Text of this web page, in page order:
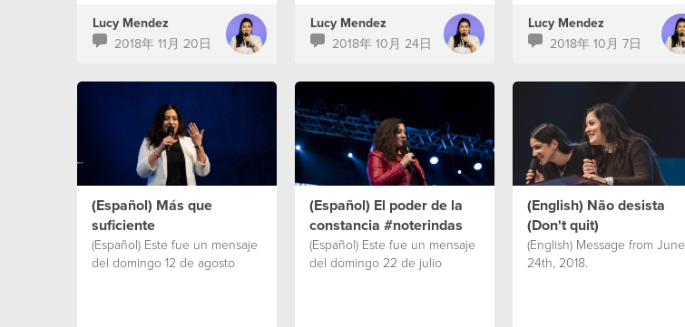
Lucy Mendez
2018年 11月 20日
Lucy Mendez
2018年 10月 24日
Lucy Mendez
2018年 10月 7日
(Español) Más que
suficiente
(Español) Este fue un mensaje
del domingo 12 de agosto
(Español) El poder de la
constancia #noterindas
(Español) Este fue un mensaje
del domingo 22 de julio
(English) Não desista
(Don't quit)
(English) Message from June
24th, 2018.